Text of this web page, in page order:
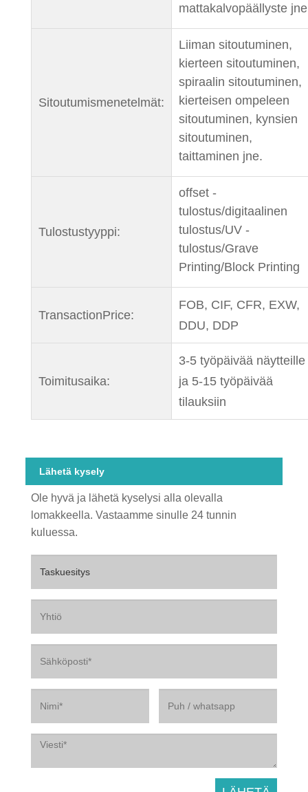
mattakalvopäällyste
Sitoutumismenetelmät:
Liiman sitoutuminen,
kierteen sitoutuminen,
spiraalin sitoutuminen,
kierteisen ompeleen
sitoutuminen, kynsien
sitoutuminen,
taittaminen jne.
Tulostustyyppi:
offset -
tulostus/digitaalinen
tulostus/UV -
tulostus/Grave
Printing/Block Printing
TransactionPrice:
FOB, CIF, CFR, EXW,
DDU, DDP
Toimitusaika:
3-5 työpäivää näytteille
ja 5-15 työpäivää
tilauksiin
Lähetä kysely
Ole hyvä ja lähetä kyselysi alla olevalla
lomakkeella. Vastaamme sinulle 24 tunnin
kuluessa.